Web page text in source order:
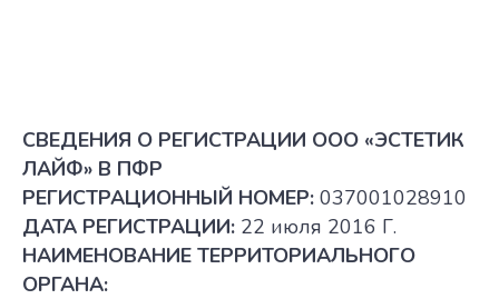
СВЕДЕНИЯ О РЕГИСТРАЦИИ ООО «ЭСТЕТИК
ЛАЙФ» В ПФР
РЕГИСТРАЦИОННЫЙ НОМЕР: 037001028910
ДАТА РЕГИСТРАЦИИ: 22 июля 2016 Г.
НАИМЕНОВАНИЕ ТЕРРИТОРИАЛЬНОГО
ОРГАНА: